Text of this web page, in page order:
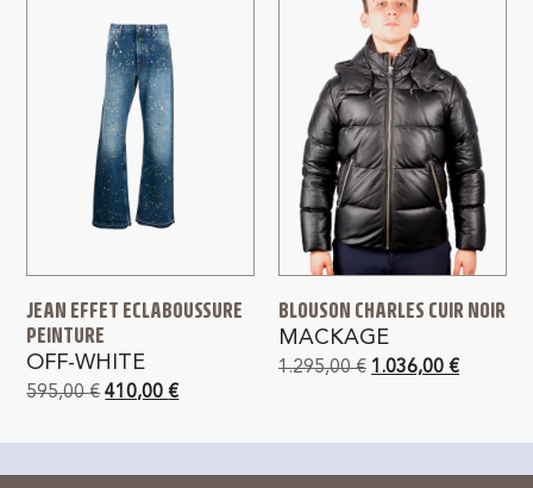
JEAN EFFET ECLABOUSSURE
PEINTURE
OFF-WHITE
595,00€ 410,00€
BLOUSON CHARLES CUIR NOIR
MACKAGE
1.295,00€ 1.036,00 €